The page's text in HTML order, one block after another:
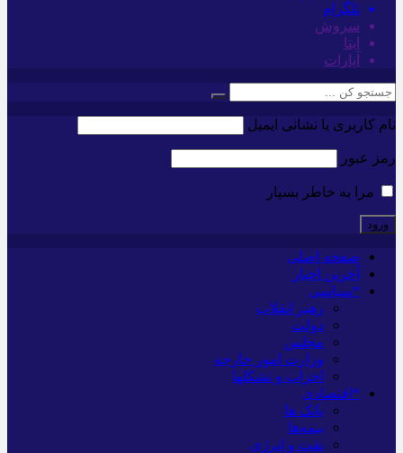
تلگرام
سروش
ایتا
آپارات
نام کاربری یا نشانی ایمیل
رمز عبور
مرا به خاطر بسپار
صفحه اصلی
آخرین اخبار
*سیاسی
رهبر انقلاب
دولت
مجلس
وزارت امور خارجه
احزاب و تشکلها
*اقتصادی
بانک ها
بیمه‌ها
نفت و انرژی